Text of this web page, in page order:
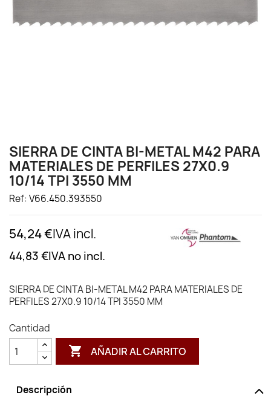
SIERRA DE CINTA BI-METAL M42 PARA
MATERIALES DE PERFILES 27X0.9
10/14 TPI 3550 MM
Ref: V66.450.393550
54,24 €IVA incl.
44,83 €IVA no incl.
SIERRA DE CINTA BI-METAL M42 PARA MATERIALES DE
PERFILES 27X0.9 10/14 TPI 3550 MM
Cantidad
 AÑADIR AL CARRITO
Descripción